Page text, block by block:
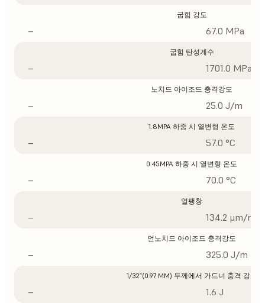
굽힘 강도
– 67.0 MPa
굽힘 탄성계수
– 1701.0 MPa
노치드 아이조드 충격강도
– 25.0 J/m
1.8MPA 하중 시 열변형 온도
– 57.0 °C
0.45MPA 하중 시 열변형 온도
– 70.0 °C
열팽창
– 134.2 μm/m/
언노치드 아이조드 충격강도
– 325.0 J/m
1/32”(0.97 MM) 두께에서 가드너 충격 강도
– 1.6 J